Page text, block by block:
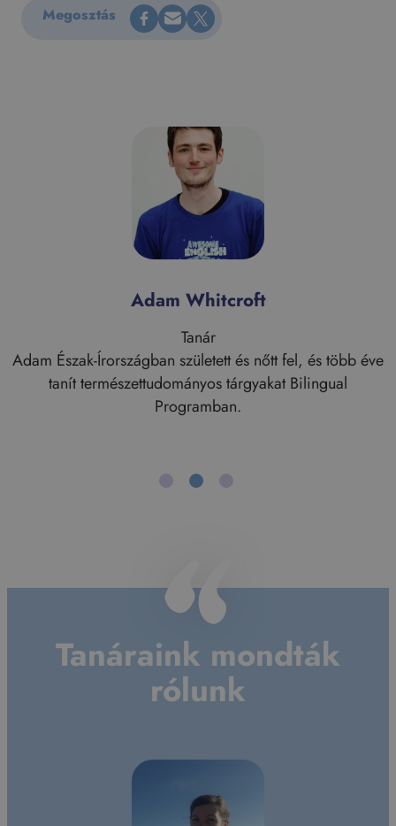
Megosztás Megosztás Facebookon Küldés e-mailen Megosztás X-en
Adam Whitcroft
Tanár
Adam Észak-Írországban született és nőtt fel, és több éve
tanít természettudományos tárgyakat Bilingual
Programban.
Whitcroft
Tanáraink mondták
rólunk